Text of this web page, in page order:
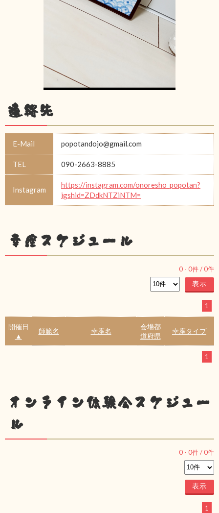
連絡先
E-Mail popotandojo@gmail.com
TEL 090-2663-8885
Instagram
https://instagram.com/onoresho_popotan?
igshid=ZDdkNTZiNTM=
幸座スケジュール
0 - 0件 /0件
1
開催日
▲
師範名 幸座名
会場都
道府県
幸座タイプ
1
オンライン体験会スケジュー
ル
0 - 0件 /0件
1